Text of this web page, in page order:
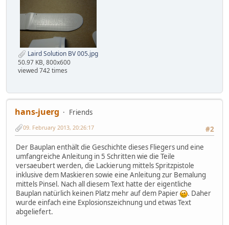
Laird Solution BV 005.jpg
50.97 KB, 800x600
viewed 742 times
hans-juerg
Friends
#2
09. February 2013, 20:26:17
Der Bauplan enthält die Geschichte dieses Fliegers und eine
umfangreiche Anleitung in 5 Schritten wie die Teile
versaeubert werden, die Lackierung mittels Spritzpistole
inklusive dem Maskieren sowie eine Anleitung zur Bemalung
mittels Pinsel. Nach all diesem Text hatte der eigentliche
Bauplan natürlich keinen Platz mehr auf dem Papier
. Daher
wurde einfach eine Explosionszeichnung und etwas Text
abgeliefert.